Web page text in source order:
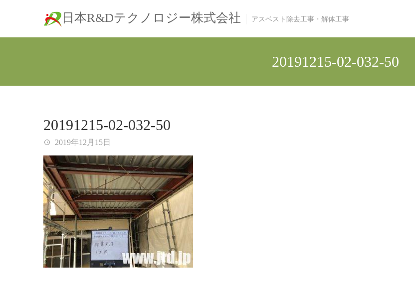
日本R&Dテクノロジー株式会社 アスベスト除去工事・解体工事
20191215-02-032-50
20191215-02-032-50
2019年12月15日